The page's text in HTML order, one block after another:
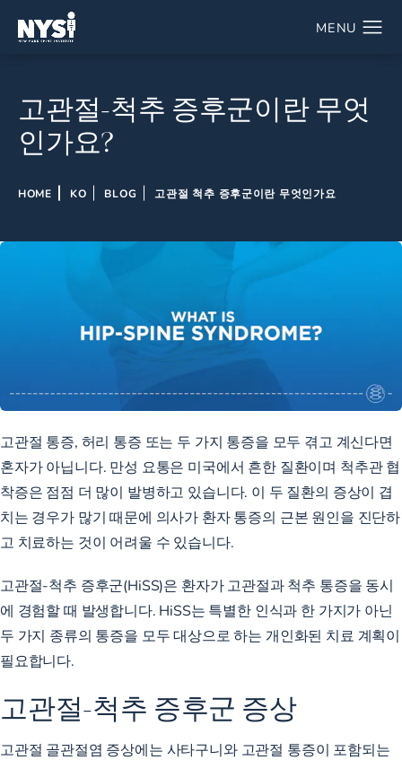
고관절-척추 증후군이란 무엇
인가요?
HOME KO BLOG 고관절 척추 증후군이란 무엇인가요
고관절 통증, 허리 통증 또는 두 가지 통증을 모두 겪고 계신다면
혼자가 아닙니다. 만성 요통은 미국에서 흔한 질환이며 척추관 협
착증은 점점 더 많이 발병하고 있습니다. 이 두 질환의 증상이 겹
치는 경우가 많기 때문에 의사가 환자 통증의 근본 원인을 진단하
고 치료하는 것이 어려울 수 있습니다.
고관절-척추 증후군(HiSS)은 환자가 고관절과 척추 통증을 동시
에 경험할 때 발생합니다. HiSS는 특별한 인식과 한 가지가 아닌
두 가지 종류의 통증을 모두 대상으로 하는 개인화된 치료 계획이
필요합니다.
고관절-척추 증후군 증상
고관절 골관절염 증상에는 사타구니와 고관절 통증이 포함되는